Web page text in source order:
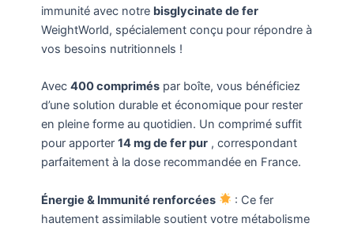
immunité avec notre bisglycinate de fer
WeightWorld, spécialement conçu pour répondre à
vos besoins nutritionnels !
Avec 400 compriméspar boîte, vous bénéficiez
d’une solution durable et économique pour rester
en pleine forme au quotidien. Un comprimé suffit
pour apporter 14 mg de fer pur, correspondant
parfaitement à la dose recommandée en France.
Énergie & Immunité renforcées
: Ce fer
hautement assimilable soutient votre métabolisme